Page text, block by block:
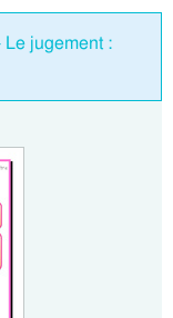
jugement :